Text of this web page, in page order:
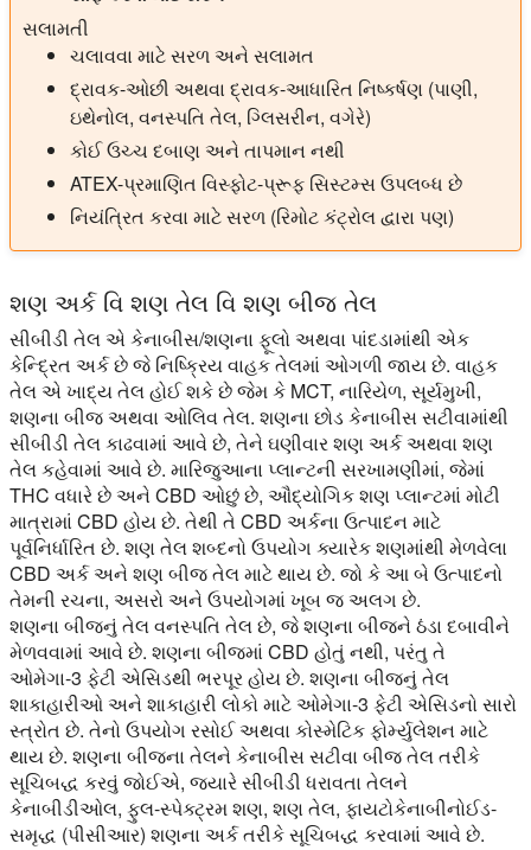
સલામતી
ચલાવવા માટે સરળ અને સલામત
દ્રાવક-ઓછી અથવા દ્રાવક-આધારિત નિષ્કર્ષણ (પાણી,
ઇથેનોલ, વનસ્પતિ તેલ, ગ્લિસરીન, વગેરે)
કોઈ ઉચ્ચ દબાણ અને તાપમાન નથી
ATEX-પ્રમાણિત વિસ્ફોટ-પ્રૂફ સિસ્ટમ્સ ઉપલબ્ધ છે
નિયંત્રિત કરવા માટે સરળ (રિમોટ કંટ્રોલ દ્વારા પણ)
શણ અર્ક વિ શણ તેલ વિ શણ બીજ તેલ
સીબીડી તેલ એ કેનાબીસ/શણના ફૂલો અથવા પાંદડામાંથી એક
કેન્દ્રિત અર્ક છે જે નિષ્ક્રિય વાહક તેલમાં ઓગળી જાય છે. વાહક
તેલ એ ખાદ્ય તેલ હોઈ શકે છે જેમ કે MCT, નારિયેળ, સૂર્યમુખી,
શણના બીજ અથવા ઓલિવ તેલ. શણના છોડ કેનાબીસ સટીવામાંથી
સીબીડી તેલ કાઢવામાં આવે છે, તેને ઘણીવાર શણ અર્ક અથવા શણ
તેલ કહેવામાં આવે છે. મારિજુઆના પ્લાન્ટની સરખામણીમાં, જેમાં
THC વધારે છે અને CBD ઓછું છે, ઔદ્યોગિક શણ પ્લાન્ટમાં મોટી
માત્રામાં CBD હોય છે. તેથી તે CBD અર્કના ઉત્પાદન માટે
પૂર્વનિર્ધારિત છે. શણ તેલ શબ્દનો ઉપયોગ ક્યારેક શણમાંથી મેળવેલા
CBD અર્ક અને શણ બીજ તેલ માટે થાય છે. જો કે આ બે ઉત્પાદનો
તેમની રચના, અસરો અને ઉપયોગમાં ખૂબ જ અલગ છે.
શણના બીજનું તેલ વનસ્પતિ તેલ છે, જે શણના બીજને ઠંડા દબાવીને
મેળવવામાં આવે છે. શણના બીજમાં CBD હોતું નથી, પરંતુ તે
ઓમેગા-3 ફેટી એસિડથી ભરપૂર હોય છે. શણના બીજનું તેલ
શાકાહારીઓ અને શાકાહારી લોકો માટે ઓમેગા-3 ફેટી એસિડનો સારો
સ્ત્રોત છે. તેનો ઉપયોગ રસોઈ અથવા કોસ્મેટિક ફોર્મ્યુલેશન માટે
થાય છે. શણના બીજના તેલને કેનાબીસ સટીવા બીજ તેલ તરીકે
સૂચિબદ્ધ કરવું જોઈએ, જ્યારે સીબીડી ધરાવતા તેલને
કેનાબીડીઓલ, ફુલ-સ્પેક્ટ્રમ શણ, શણ તેલ, ફાયટોકેનાબીનોઈડ-
સમૃદ્ધ (પીસીઆર) શણના અર્ક તરીકે સૂચિબદ્ધ કરવામાં આવે છે.